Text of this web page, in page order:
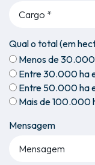
Qual o total (em
Menos de
Entre 30.000 ha
Entre 50.000 ha
Mais de 100.000
Mensagem